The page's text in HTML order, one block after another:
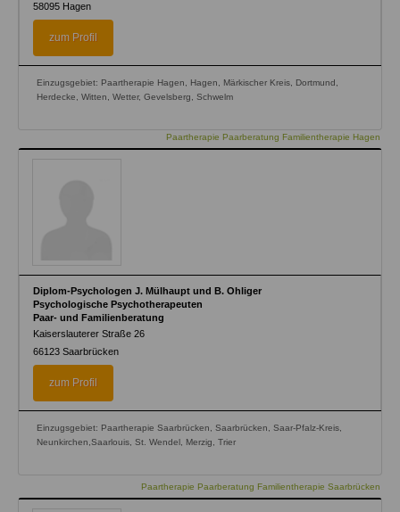
58095 Hagen
zum Profil
Einzugsgebiet: Paartherapie Hagen, Hagen, Märkischer Kreis, Dortmund,
Herdecke, Witten, Wetter, Gevelsberg, Schwelm
Paartherapie Paarberatung Familientherapie Hagen
Diplom-Psychologen J. Mülhaupt und B. Ohliger
Psychologische Psychotherapeuten
Paar- und Familienberatung
Kaiserslauterer Straße 26
66123 Saarbrücken
zum Profil
Einzugsgebiet: Paartherapie Saarbrücken, Saarbrücken, Saar-Pfalz-Kreis,
Neunkirchen,Saarlouis, St. Wendel, Merzig, Trier
Paartherapie Paarberatung Familientherapie Saarbrücken